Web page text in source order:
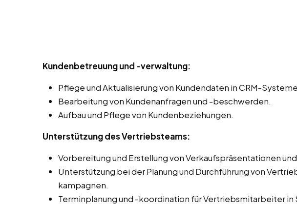
Kundenbetreuung und -verwaltung:
Pflege und Aktualisierung von Kundendaten in CRM-
Bearbeitung von Kundenanfragen und -beschwerden.
Aufbau und Pflege von Kundenbeziehungen.
Unterstützung des Vertriebsteams:
Vorbereitung und Erstellung von Verkaufspräsentationen
Unterstützung bei der Planung und Durchführung von
kampagnen.
Terminplanung und -koordination für Vertriebsmitarbeiter in